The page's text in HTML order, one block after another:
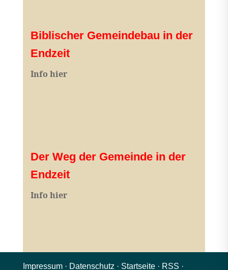
Biblischer Gemeindebau in der
Endzeit
Info hier
Der Weg der Gemeinde in der
Endzeit
Info hier
Impressum· Datenschutz · Startseite· RSS ·